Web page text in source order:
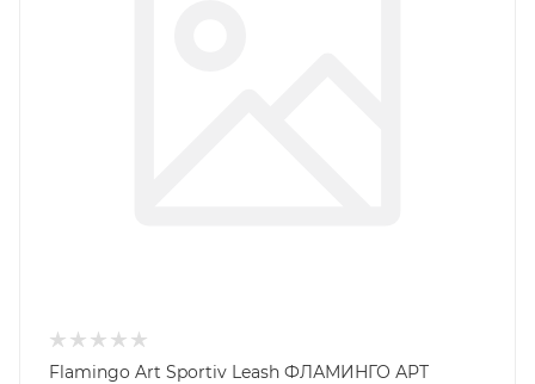
Flamingo Art Sportiv Leash ФЛАМИНГО АРТ